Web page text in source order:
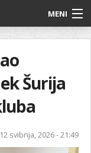
MENI
Šurija
12 svibnja, 2026 - 21:49